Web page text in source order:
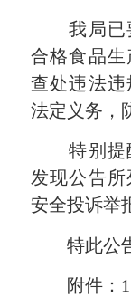
我局已要
合格食品
查处违法
法定义务，
特别提醒
发现公告
安全投诉举
特此公告
附件：1